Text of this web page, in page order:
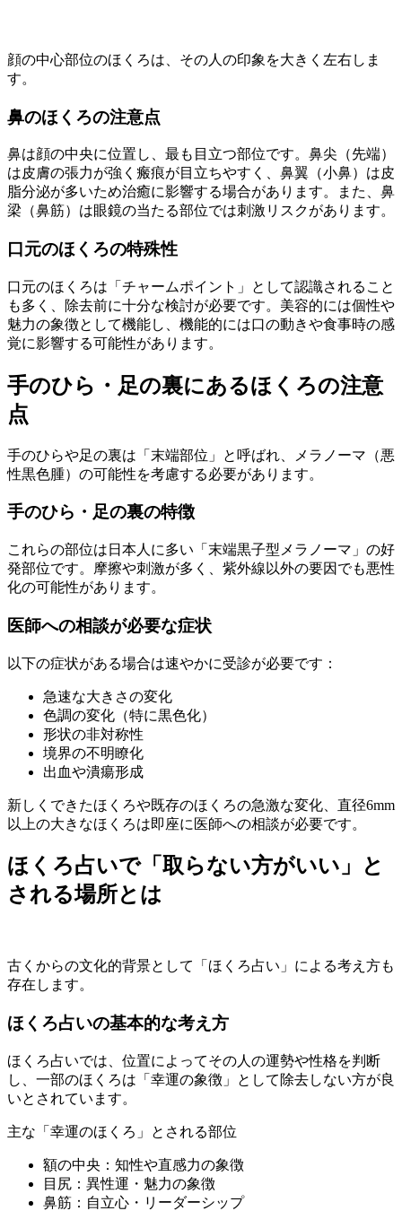
顔の中心部位のほくろは、その人の印象を大きく左右しま
す。
鼻のほくろの注意点
鼻は顔の中央に位置し、最も目立つ部位です。鼻尖（先端）
は皮膚の張力が強く瘢痕が目立ちやすく、鼻翼（小鼻）は皮
脂分泌が多いため治癒に影響する場合があります。また、鼻
梁（鼻筋）は眼鏡の当たる部位では刺激リスクがあります。
口元のほくろの特殊性
口元のほくろは「チャームポイント」として認識されること
も多く、除去前に十分な検討が必要です。美容的には個性や
魅力の象徴として機能し、機能的には口の動きや食事時の感
覚に影響する可能性があります。
手のひら・足の裏にあるほくろの注意
点
手のひらや足の裏は「末端部位」と呼ばれ、メラノーマ（悪
性黒色腫）の可能性を考慮する必要があります。
手のひら・足の裏の特徴
これらの部位は日本人に多い「末端黒子型メラノーマ」の好
発部位です。摩擦や刺激が多く、紫外線以外の要因でも悪性
化の可能性があります。
医師への相談が必要な症状
以下の症状がある場合は速やかに受診が必要です：
急速な大きさの変化
色調の変化（特に黒色化）
形状の非対称性
境界の不明瞭化
出血や潰瘍形成
新しくできたほくろや既存のほくろの急激な変化、直径6mm
以上の大きなほくろは即座に医師への相談が必要です。
ほくろ占いで「取らない方がいい」と
される場所とは
古くからの文化的背景として「ほくろ占い」による考え方も
存在します。
ほくろ占いの基本的な考え方
ほくろ占いでは、位置によってその人の運勢や性格を判断
し、一部のほくろは「幸運の象徴」として除去しない方が良
いとされています。
主な「幸運のほくろ」とされる部位
額の中央：知性や直感力の象徴
目尻：異性運・魅力の象徴
鼻筋：自立心・リーダーシップ